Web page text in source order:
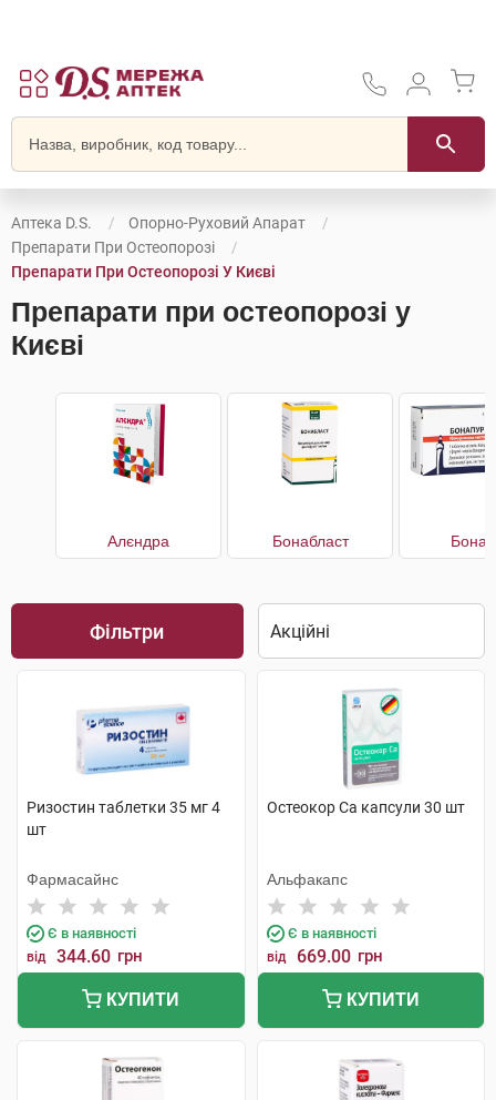
Аптека D.S.
Опорно-Руховий Апарат
Препарати При Остеопорозі
Препарати При Остеопорозі У Києві
Препарати при остеопорозі у
Києві
Алєндра Бонабласт
Фільтри
Ризостин таблетки 35 мг 4
шт
Фармасайнс
Є в наявності
від 344.60 грн
КУПИТИ
Остеокор Cа капсули 30 шт
Альфакапс
Є в наявності
від 669.00 грн
КУПИТИ